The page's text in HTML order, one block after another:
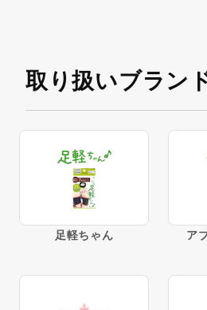
取り扱いブラン
足軽ちゃん ア